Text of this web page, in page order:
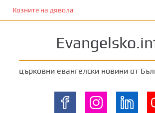
Козните на дявола
църковни евангелски новини от